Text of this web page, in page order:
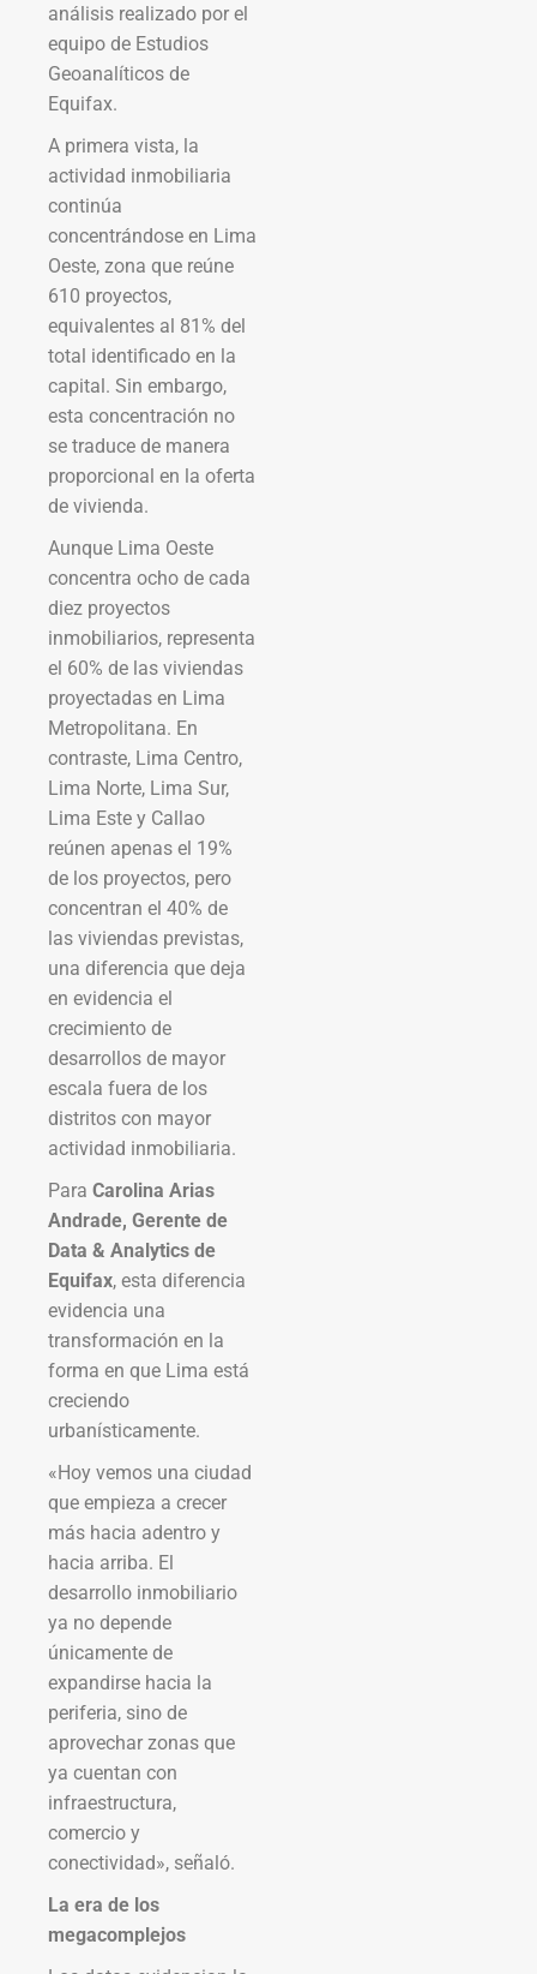
análisis realizado por el
equipo de Estudios
Geoanalíticos de
Equifax.
A primera vista, la
actividad inmobiliaria
continúa
concentrándose en Lima
Oeste, zona que reúne
610 proyectos,
equivalentes al 81% del
total identificado en la
capital. Sin embargo,
esta concentración no
se traduce de manera
proporcional en la oferta
de vivienda.
Aunque Lima Oeste
concentra ocho de cada
diez proyectos
inmobiliarios, representa
el 60% de las viviendas
proyectadas en Lima
Metropolitana. En
contraste, Lima Centro,
Lima Norte, Lima Sur,
Lima Este y Callao
reúnen apenas el 19%
de los proyectos, pero
concentran el 40% de
las viviendas previstas,
una diferencia que deja
en evidencia el
crecimiento de
desarrollos de mayor
escala fuera de los
distritos con mayor
actividad inmobiliaria.
Para Carolina Arias
Andrade, Gerente de
Data & Analytics de
Equifax, esta diferencia
evidencia una
transformación en la
forma en que Lima está
creciendo
urbanísticamente.
«Hoy vemos una ciudad
que empieza a crecer
más hacia adentro y
hacia arriba. El
desarrollo inmobiliario
ya no depende
únicamente de
expandirse hacia la
periferia, sino de
aprovechar zonas que
ya cuentan con
infraestructura,
comercio y
conectividad», señaló.
La era de los
megacomplejos